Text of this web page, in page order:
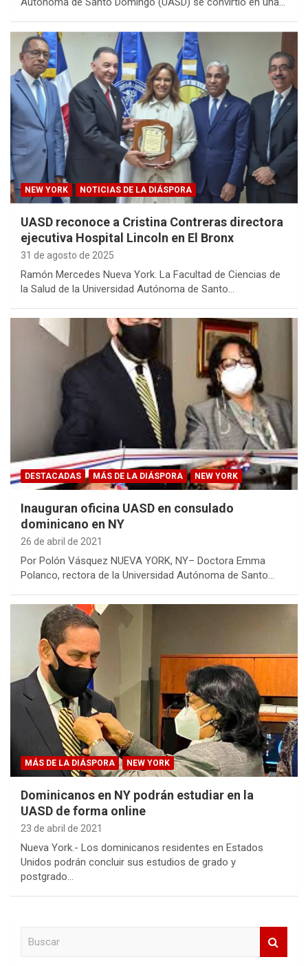
NEW YORK NOTICIAS DE LA DIÁSPORA
UASD reconoce a Cristina Contreras directora
ejecutiva Hospital Lincoln en El Bronx
31 de agosto de 2025
Ramón Mercedes Nueva York. La Facultad de Ciencias de
la Salud de la Universidad Autónoma de Santo…
DESTACADAS MÁS DE LA DIÁSPORA NEW YORK
Inauguran oficina UASD en consulado
dominicano en NY
26 de abril de 2021
Por Polón Vásquez NUEVA YORK, NY– Doctora Emma
Polanco, rectora de la Universidad Autónoma de Santo…
MÁS DE LA DIÁSPORA NEW YORK
Dominicanos en NY podrán estudiar en la
UASD de forma online
23 de abril de 2021
Nueva York.- Los dominicanos residentes en Estados
Unidos podrán concluir sus estudios de grado y
postgrado…